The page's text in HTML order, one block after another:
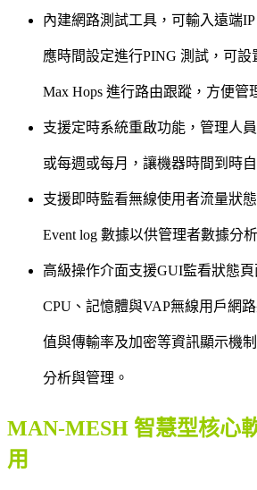
內建網路測試工具，可輸入遠端
應時間設定進行PING 測試，可
Max Hops 進行路由跟蹤，方便管
支援定時系統重啟功能，管理人
或每週或每月，讓機器時間到時
支援即時監看無線使用者流量狀
Event log 數據以供管理者數據分析
高級操作介面支援GUI監看狀態頁
CPU、記憶體與VAP無線用戶網
值與傳輸率及加密等資訊顯示機
分析與管理。
MAN-MESH 智慧型核心
用